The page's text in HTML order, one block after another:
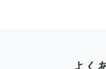
よく